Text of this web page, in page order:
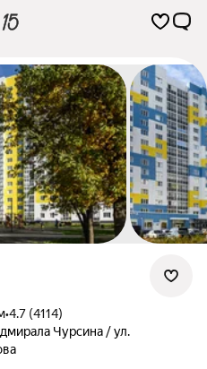
•4.7 (4114)
Чурсина / ул.